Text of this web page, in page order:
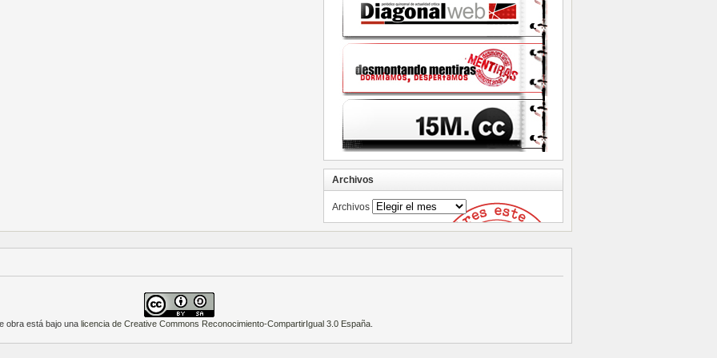
Archivos
Archivos
obra está bajo una licencia de Creative Commons Reconocimiento-CompartirIgual 3.0 España.